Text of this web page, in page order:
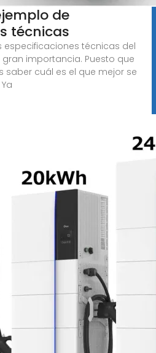
de
técnicas
especificaciones técnicas del
importancia. Puesto que
saber cuál es el que mejor se